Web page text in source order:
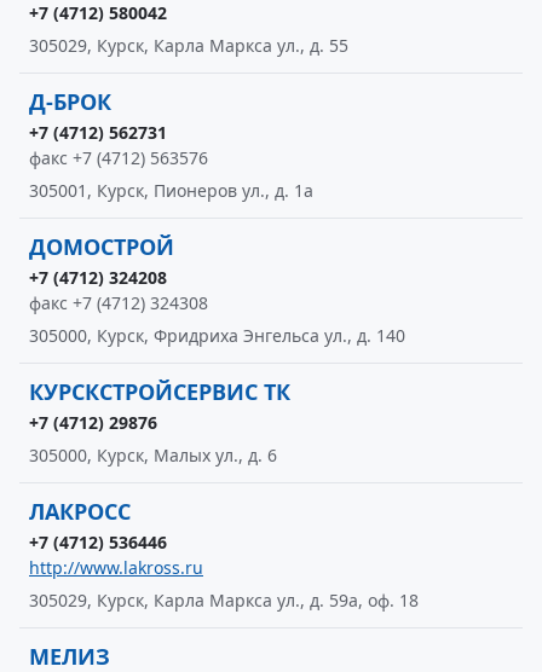
+7 (4712) 580042
305029, Курск, Карла Маркса ул., д. 55
Д-БРОК
+7 (4712) 562731
факс +7 (4712) 563576
305001, Курск, Пионеров ул., д. 1а
ДОМОСТРОЙ
+7 (4712) 324208
факс +7 (4712) 324308
305000, Курск, Фридриха Энгельса ул., д. 140
КУРСКСТРОЙСЕРВИС ТК
+7 (4712) 29876
305000, Курск, Малых ул., д. 6
ЛАКРОСС
+7 (4712) 536446
http://www.lakross.ru
305029, Курск, Карла Маркса ул., д. 59а, оф. 18
МЕЛИЗ